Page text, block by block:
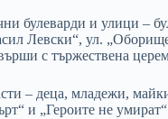
булеварди и улици –
Левски“, ул.
с тържествена
– деца, младежи,
и „Героите не